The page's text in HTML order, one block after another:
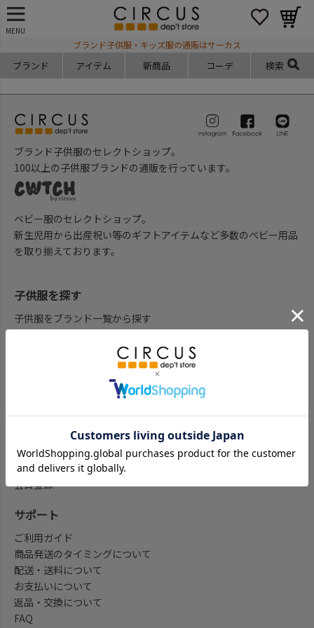
MENU
ブランド子供服・キッズ服の通販はサーカス
ブランド アイテム 新商品 コーデ 検索
ブランド子供服のセレクトショップ。
100以上の子供服ブランドの通販を行っています。
ベビー服のセレクトショップ。
新生児用から出産祝い等のギフトアイテムなど多数のベビー用品
を取り揃えております。
子供服を探す
子供服をブランド一覧から探す
ベビー服ギフト通販のCWTCH
セール
my focus(よみもの)
会員登録/マイページ
会員登録
サポート
ご利用ガイド
商品発送のタイミングについて
配送・送料について
お支払いについて
返品・交換について
FAQ